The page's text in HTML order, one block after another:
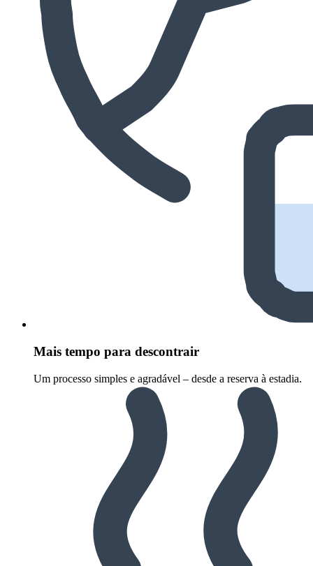
Mais tempo para descontrair
Um processo simples e agradável – desde a reserva à estadia.